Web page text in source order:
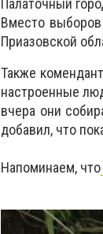
Палаточный
Вместо
Приазовской
Также
настроенные
вчера они
добавил, что
Напоминаем, что